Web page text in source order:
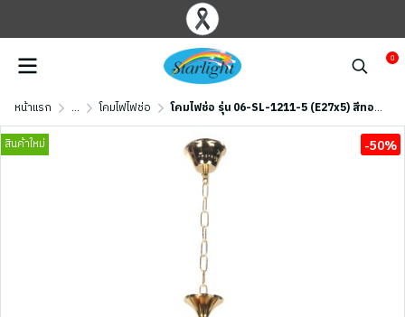
0
หน้าแรก ... โคมไฟไฟช่อ โคมไฟช่อ รุ่น 06-SL-1211-5 (E27x5) สีทอง/ดำ
สินค้าใหม่ -50%